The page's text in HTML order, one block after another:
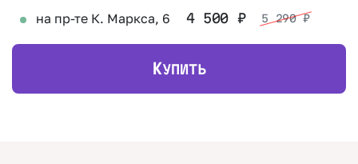
на пр-те К. Маркса, 6 4 500 ₽ 5 290₽
КУПИТЬ